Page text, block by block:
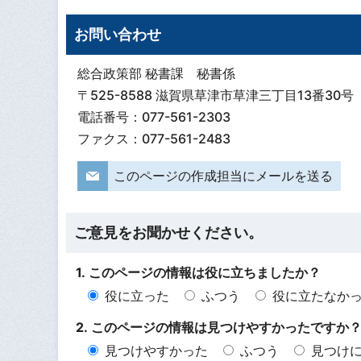
お問い合わせ
総合政策部 秘書課 秘書係
〒525-8588 滋賀県草津市草津三丁目13番30号
電話番号：077-561-2303
ファクス：077-561-2483
このページの作成担当にメールを送る
ご意見をお聞かせください。
1. このページの情報は役に立ちましたか？
役に立った
ふつう
役に立たなか
2. このページの情報は見つけやすかったですか？
見つけやすかった
ふつう 見つけ